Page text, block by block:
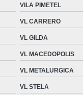
VILA PIMETEL
VL CARRERO
VL GILDA
VL MACEDOPOLIS
VL METALURGICA
VL STELA